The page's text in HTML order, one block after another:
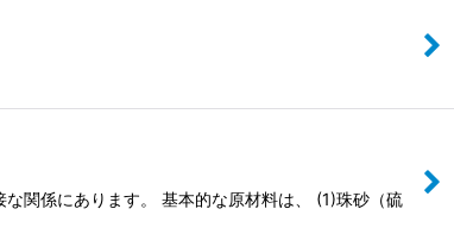
関係にあります。 基本的な原材料は、 (1)珠砂（硫